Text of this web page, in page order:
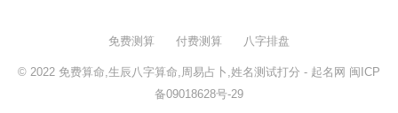
免费测算 付费测算 八字排盘
© 2022 免费算命,生辰八字算命,周易占卜,姓名测试打分 - 起名网 闽ICP
备09018628号-29